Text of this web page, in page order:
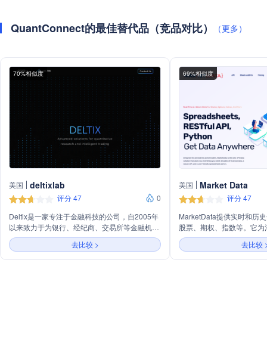
QuantConnect的最佳替代品（竞品对比） （更多）
70%相似度
美国 deltixlab
评分 47
0
Deltix是一家专注于金融科技的公司，自2005年
以来致力于为银行、经纪商、交易所等金融机构
提供先进的时间序列和流数据处理技术。公司的
主要产品包括QuantOffice、QuantOffice
Energy、MarketMaker、Spread Trader、C2和
去比较 >
69%相似度
美国 Market Data
评分 47
MarketData提供实时和历
股票、期权、指数等。它
供强大的API和用户友好的
策略回测、股票筛选器构
去比较